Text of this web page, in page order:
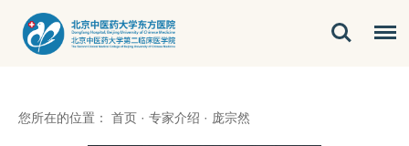
您所在的位置： 首页 · 专家介绍 · 庞宗然